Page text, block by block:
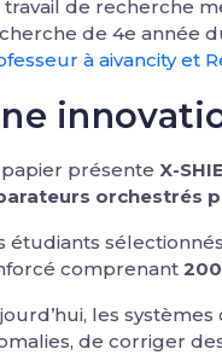
travail de recherche
de 4e année
à aivancity et
papier présente X-
orchestrés
étudiants
comprenant
les
de corriger